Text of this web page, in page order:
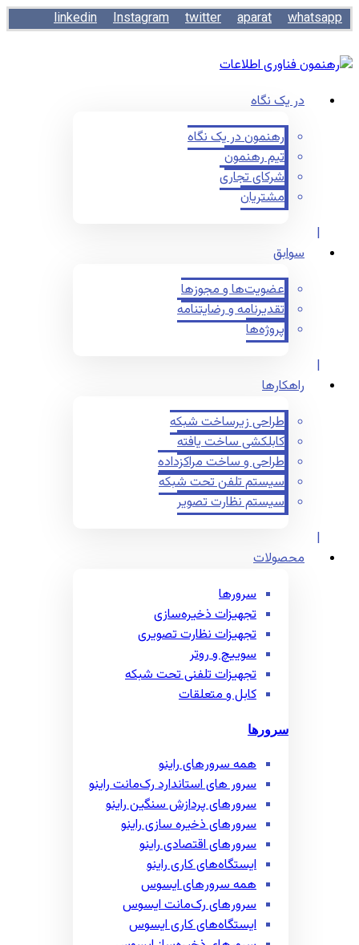
linkedin Instagram twitter aparat whatsapp
در یک نگاه
رهنمون در یک نگاه
تیم رهنمون
شرکای تجاری
مشتریان
سوابق
عضویت‌ها و مجوزها
تقدیرنامه و رضایتنامه
پروژه‌ها
راهکارها
طراحی زیرساخت شبکه
کابلکشی ساخت یافته
طراحی و ساخت مراکزداده
سیستم تلفن تحت شبکه
سیستم نظارت تصویر
محصولات
سرورها
تجهیزات ذخیره‌سازی
تجهیزات نظارت تصویری
سوییچ و روتر
تجهیزات تلفنی تحت شبکه
کابل و متعلقات
سرورها
همه سرور‌های راینو
سرور ‌های استاندارد رک‌مانت راینو
سرور‌های پردازش سنگین راینو
سرور‌های ذخیره سازی راینو
سرور‌های اقتصادی راینو
ایستگاه‌های کاری راینو
همه سرور‌های ایسوس
سرور‌های رک‌مانت ایسوس
ایستگاه‌های کاری ایسوس